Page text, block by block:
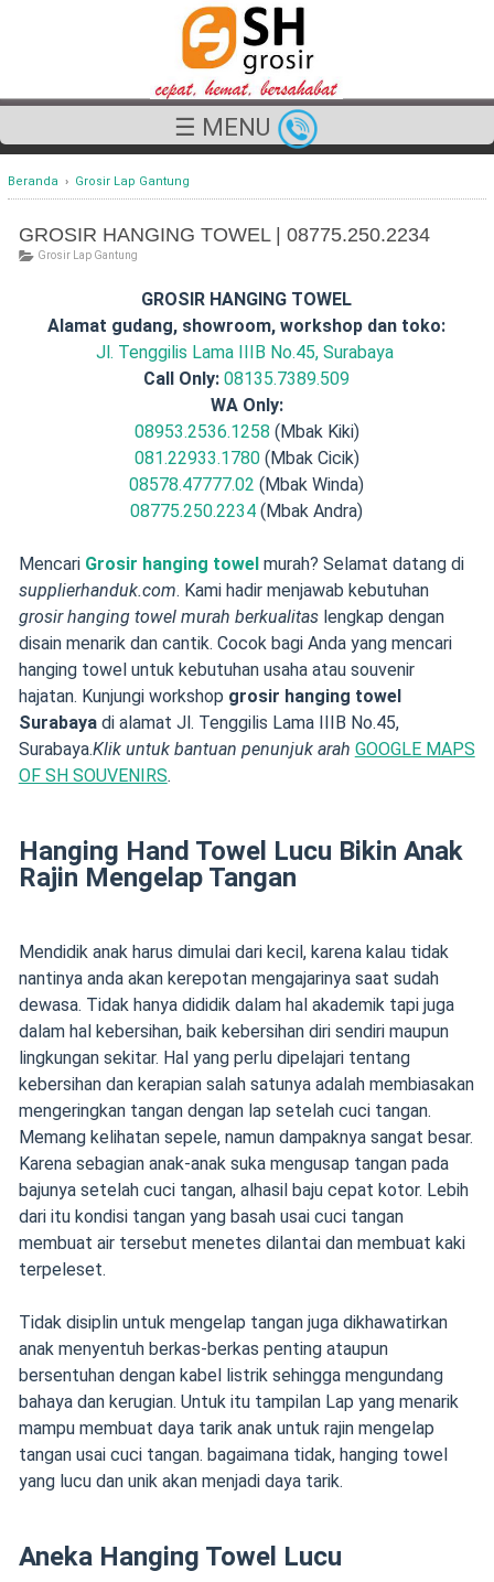
☰ MENU
Beranda › Grosir Lap Gantung
GROSIR HANGING TOWEL | 08775.250.2234
Grosir Lap Gantung
GROSIR HANGING TOWEL
Alamat gudang, showroom, workshop dan toko:
Jl. Tenggilis Lama IIIB No.45, Surabaya
Call Only: 08135.7389.509
WA Only:
08953.2536.1258 (Mbak Kiki)
081.22933.1780(Mbak Cicik)
08578.47777.02 (Mbak Winda)
08775.250.2234 (Mbak Andra)
Mencari Grosir hanging towelmurah? Selamat datang di
supplierhanduk.com. Kami hadir menjawab kebutuhan
grosir hanging towel murah berkualitaslengkap dengan
disain menarik dan cantik. Cocok bagi Anda yang mencari
hanging towel untuk kebutuhan usaha atau souvenir
hajatan. Kunjungi workshop grosir hanging towel
Surabayadi alamat Jl. Tenggilis Lama IIIB No.45,
Surabaya.Klik untuk bantuan penunjuk arah GOOGLE MAPS
OF SH SOUVENIRS.
Hanging Hand Towel Lucu Bikin Anak
Rajin Mengelap Tangan
Mendidik anak harus dimulai dari kecil, karena kalau tidak
nantinya anda akan kerepotan mengajarinya saat sudah
dewasa. Tidak hanya dididik dalam hal akademik tapi juga
dalam hal kebersihan, baik kebersihan diri sendiri maupun
lingkungan sekitar. Hal yang perlu dipelajari tentang
kebersihan dan kerapian salah satunya adalah membiasakan
mengeringkan tangan dengan lap setelah cuci tangan.
Memang kelihatan sepele, namun dampaknya sangat besar.
Karena sebagian anak-anak suka mengusap tangan pada
bajunya setelah cuci tangan, alhasil baju cepat kotor. Lebih
dari itu kondisi tangan yang basah usai cuci tangan
membuat air tersebut menetes dilantai dan membuat kaki
terpeleset.
Tidak disiplin untuk mengelap tangan juga dikhawatirkan
anak menyentuh berkas-berkas penting ataupun
bersentuhan dengan kabel listrik sehingga mengundang
bahaya dan kerugian. Untuk itu tampilan Lap yang menarik
mampu membuat daya tarik anak untuk rajin mengelap
tangan usai cuci tangan. bagaimana tidak, hanging towel
yang lucu dan unik akan menjadi daya tarik.
Aneka Hanging Towel Lucu